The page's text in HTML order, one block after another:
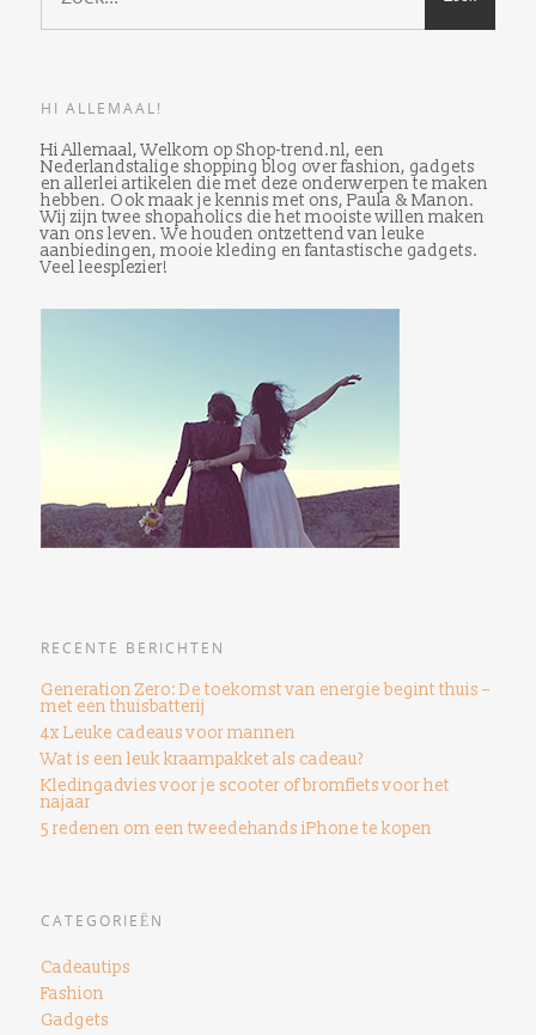
HI ALLEMAAL!
Hi Allemaal, Welkom op Shop-trend.nl, een
Nederlandstalige shopping blog over fashion, gadgets
en allerlei artikelen die met deze onderwerpen te maken
hebben. Ook maak je kennis met ons, Paula & Manon.
Wij zijn twee shopaholics die het mooiste willen maken
van ons leven. We houden ontzettend van leuke
aanbiedingen, mooie kleding en fantastische gadgets.
Veel leesplezier!
RECENTE BERICHTEN
Generation Zero: De toekomst van energie begint thuis –
met een thuisbatterij
4x Leuke cadeaus voor mannen
Wat is een leuk kraampakket als cadeau?
Kledingadvies voor je scooter of bromfiets voor het
najaar
5 redenen om een ​​tweedehands iPhone te kopen
CATEGORIEËN
Cadeautips
Fashion
Gadgets